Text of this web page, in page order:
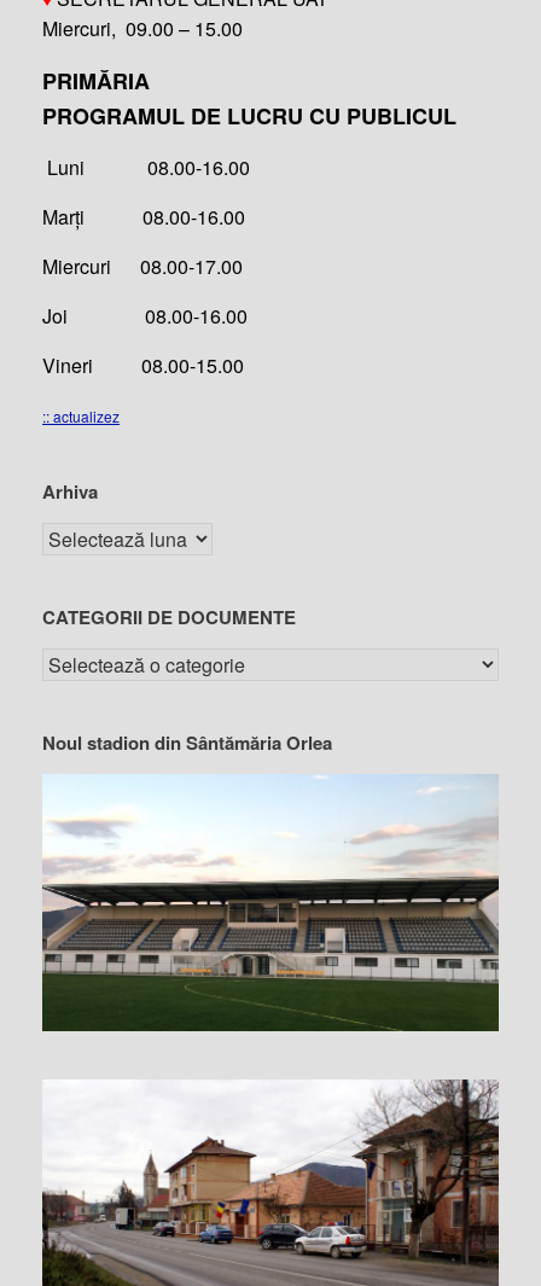
Miercuri, 09.00 – 15.00
PRIMĂRIA
PROGRAMUL DE LUCRU CU PUBLICUL
Luni 08.00-16.00
Marți 08.00-16.00
Miercuri 08.00-17.00
Joi 08.00-16.00
Vineri 08.00-15.00
:: actualizez
Arhiva
CATEGORII DE DOCUMENTE
Noul stadion din Sântămăria Orlea